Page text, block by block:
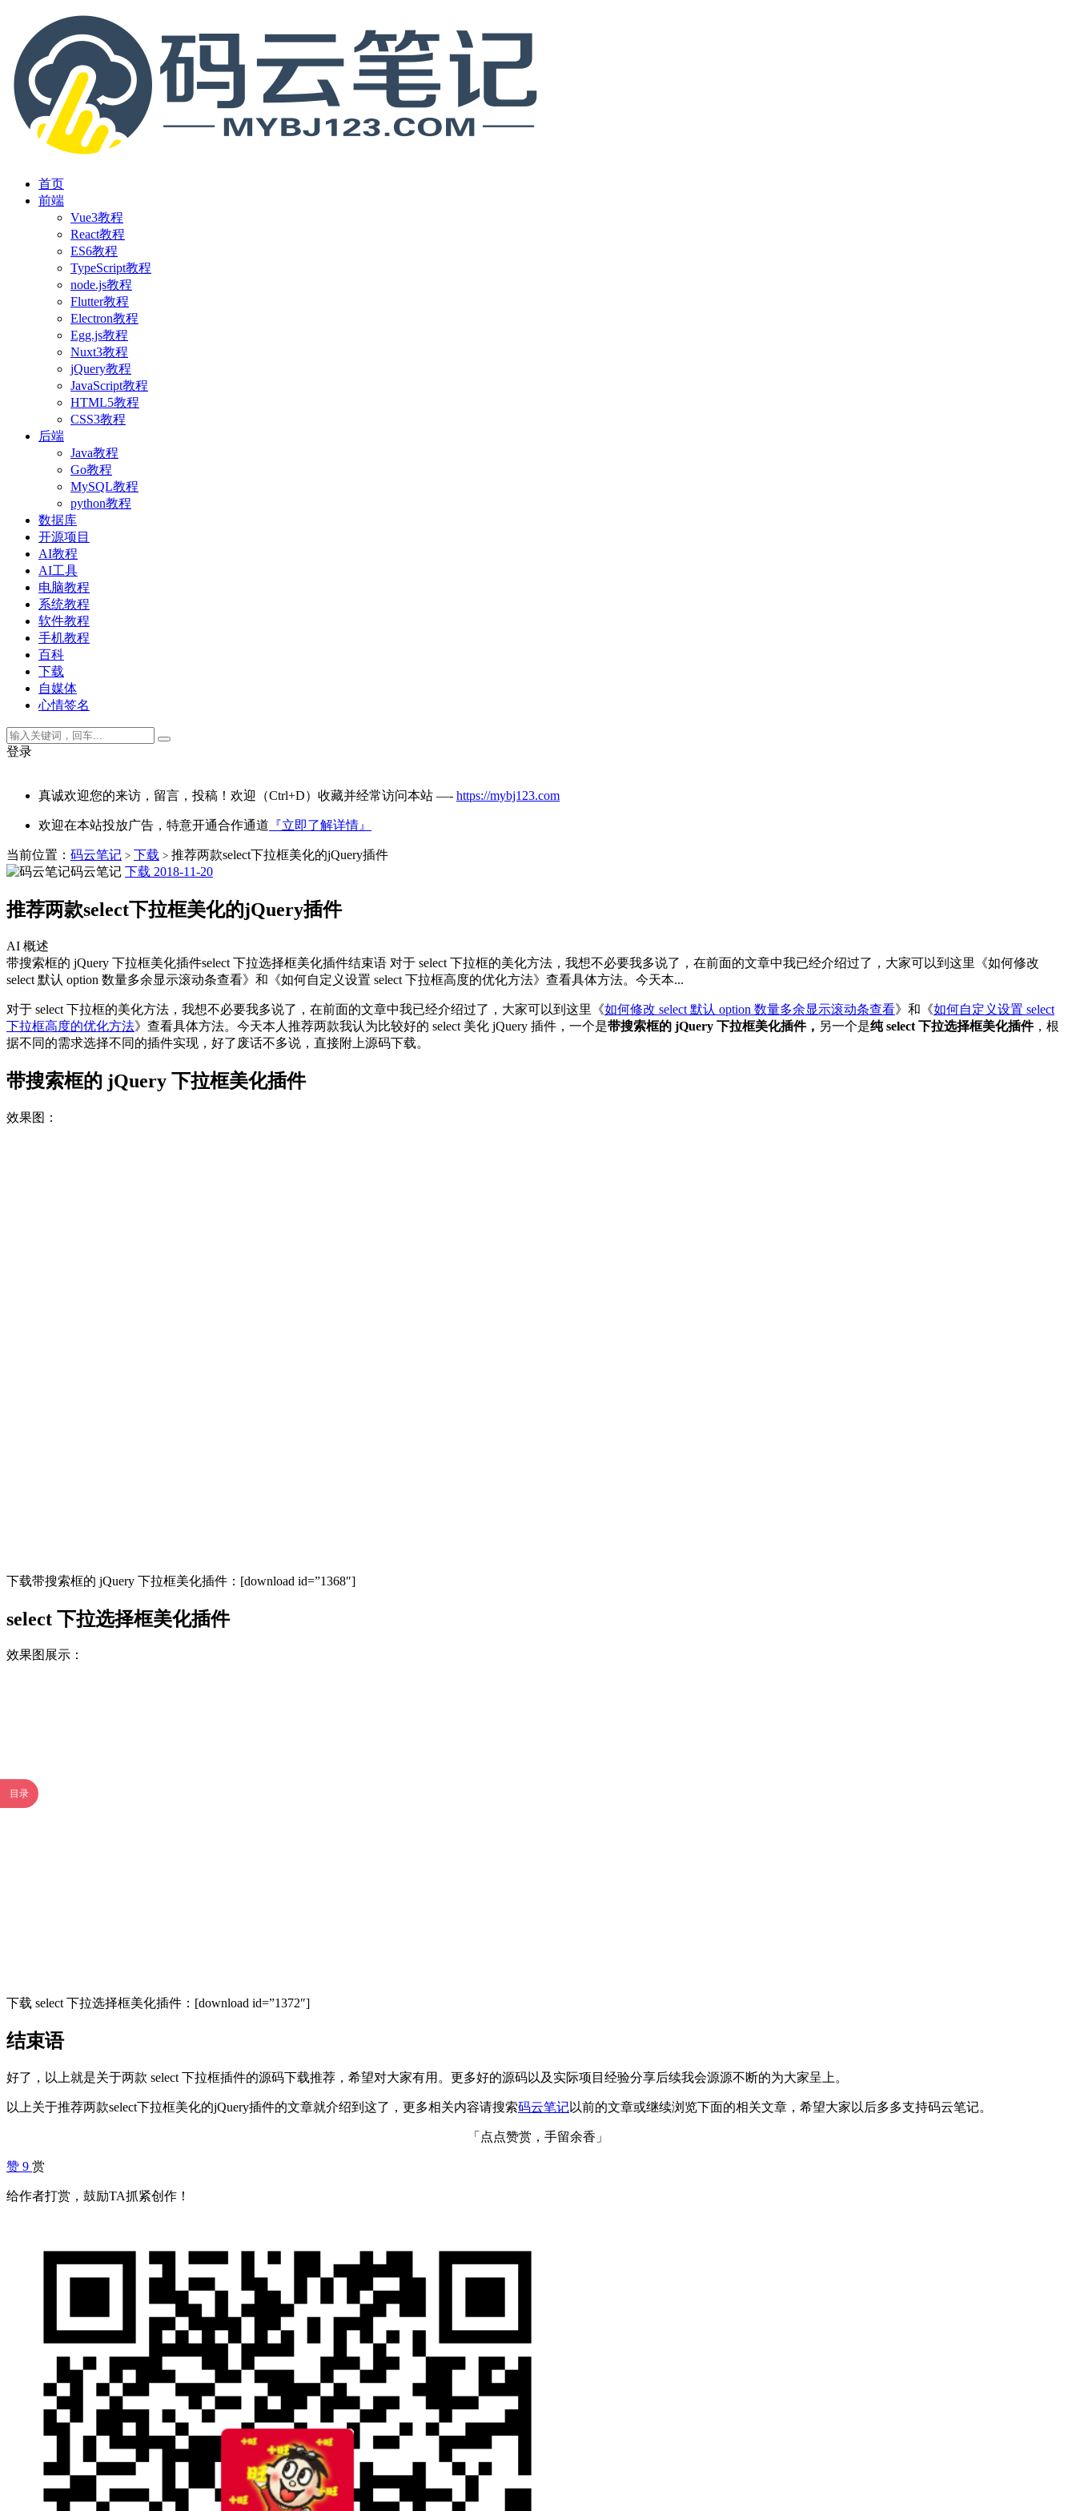
首页
前端
Vue3教程
React教程
ES6教程
TypeScript教程
node.js教程
Flutter教程
Electron教程
Egg.js教程
Nuxt3教程
jQuery教程
JavaScript教程
HTML5教程
CSS3教程
后端
Java教程
Go教程
MySQL教程
python教程
数据库
开源项目
AI教程
AI工具
电脑教程
系统教程
软件教程
手机教程
百科
下载
自媒体
心情签名
登录
真诚欢迎您的来访，留言，投稿！欢迎（Ctrl+D）收藏并经常访问本站 —- https://mybj123.com
欢迎在本站投放广告，特意开通合作通道 『立即了解详情』
当前位置： 码云笔记 > 下载 > 推荐两款select下拉框美化的jQuery插件
码云笔记 下载 2018-11-20
推荐两款select下拉框美化的jQuery插件
AI 概述
带搜索框的 jQuery 下拉框美化插件select 下拉选择框美化插件结束语 对于 select 下拉框的美化方法，我想不必要我多说了，在前面的文章中我已经介绍过了，大家可以到这里《如何修改
select 默认 option 数量多余显示滚动条查看》和《如何自定义设置 select 下拉框高度的优化方法》查看具体方法。今天本...
目录
对于 select 下拉框的美化方法，我想不必要我多说了，在前面的文章中我已经介绍过了，大家可以到这里《如何修改 select 默认 option 数量多余显示滚动条查看》和《如何自定义设置 select
下拉框高度的优化方法》查看具体方法。今天本人推荐两款我认为比较好的 select 美化 jQuery 插件，一个是带搜索框的 jQuery 下拉框美化插件， 另一个是纯 select 下拉选择框美化插件，根
据不同的需求选择不同的插件实现，好了废话不多说，直接附上源码下载。
带搜索框的 jQuery 下拉框美化插件
效果图：
下载带搜索框的 jQuery 下拉框美化插件：[download id=”1368″]
select 下拉选择框美化插件
效果图展示：
下载 select 下拉选择框美化插件：[download id=”1372″]
结束语
好了，以上就是关于两款 select 下拉框插件的源码下载推荐，希望对大家有用。更多好的源码以及实际项目经验分享后续我会源源不断的为大家呈上。
以上关于推荐两款select下拉框美化的jQuery插件的文章就介绍到这了，更多相关内容请搜索码云笔记以前的文章或继续浏览下面的相关文章，希望大家以后多多支持码云笔记。
「点点赞赏，手留余香」
赞 9 赏
给作者打赏，鼓励TA抓紧创作！